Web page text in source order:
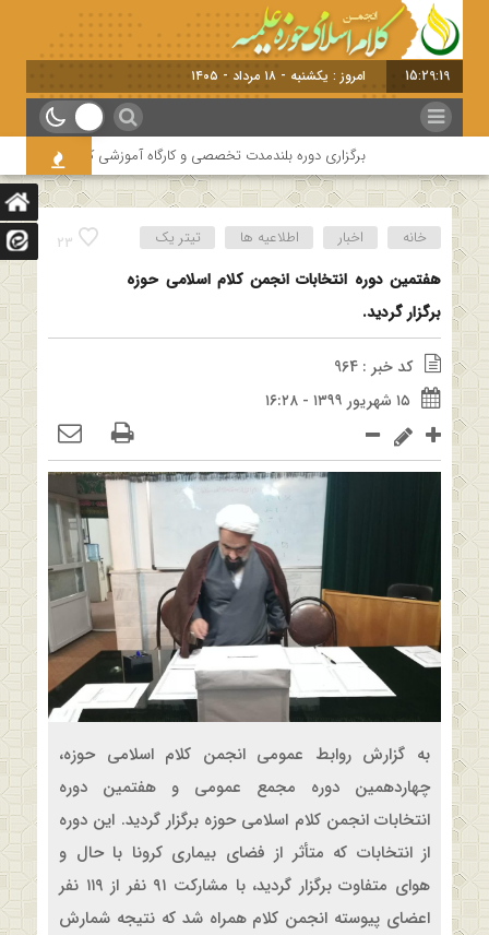
15:29:20 امروز : یکشنبه - ۱۸ مرداد - ۱۴۰۵
برگزاری دوره بلندمدت تخصصی و کارگاه آموزشی کلام امامیه باحضور
23 خانه اخبار اطلاعیه ها تیتر یک
هفتمین دوره انتخابات انجمن کلام اسلامی حوزه
برگزار گردید.
کد خبر : 964
۱۵ شهریور ۱۳۹۹ - ۱۶:۲۸
به گزارش روابط عمومی انجمن کلام اسلامی حوزه،
چهاردهمین دوره مجمع عمومی و هفتمین دوره
انتخابات انجمن کلام اسلامی حوزه برگزار گردید. این دوره
از انتخابات که متأثر از فضای بیماری کرونا با حال و
هوای متفاوت برگزار گردید، با مشارکت ۹۱ نفر از ۱۱۹ نفر
اعضای پیوسته انجمن کلام همراه شد که نتیجه شمارش